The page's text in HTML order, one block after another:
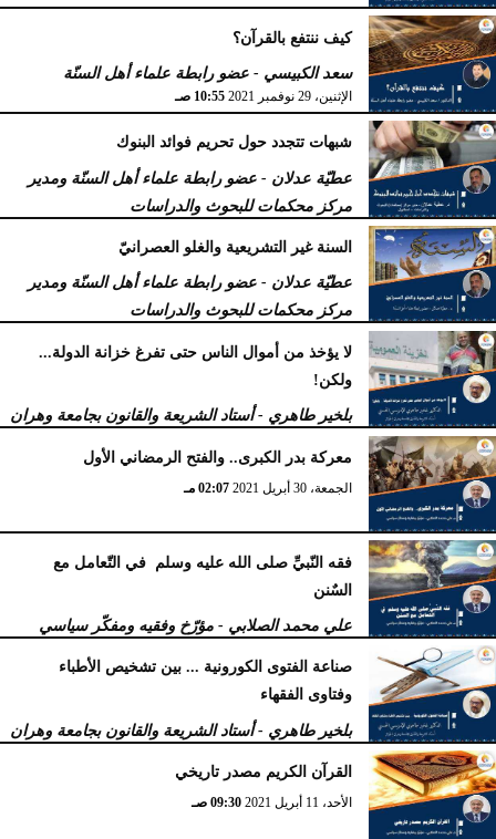
كيف ننتفع بالقرآن؟
سعد الكبيسي - عضو رابطة علماء أهل السنّة
الإثنين، 29 نوفمبر 2021 10:55 صـ
شبهات تتجدد حول تحريم فوائد البنوك
عطيّة عدلان - عضو رابطة علماء أهل السنّة ومدير
مركز محكمات للبحوث والدراسات
الجمعة، 15 أكتوبر 2021
السنة غير التشريعية والغلو العصرانيّ
عطيّة عدلان - عضو رابطة علماء أهل السنّة ومدير
مركز محكمات للبحوث والدراسات
الأربعاء، 1 سبتمبر 2021
لا يؤخذ من أموال الناس حتى تفرغ خزانة الدولة...
ولكن!
بلخير طاهري - أستاد الشريعة والقانون بجامعة وهران
بالجزائر
الثلاثاء، 3 أغسطس 2021 03:35 مـ
معركة بدر الكبرى.. والفتح الرمضاني الأول
الجمعة، 30 أبريل 2021 02:07 مـ
فقه النّبيِّ صلى الله عليه وسلم في التّعامل مع
السٌنن
علي محمد الصلابي - مؤرّخ وفقيه ومفكّر سياسي
الخميس، 29 أبريل 2021
صناعة الفتوى الكورونیة ... بین تشخیص الأطباء
وفتاوى الفقھاء
بلخير طاهري - أستاد الشريعة والقانون بجامعة وهران
بالجزائر
الإثنين، 26 أبريل 2021 11:51 صـ
القرآن الكريم مصدر تاريخي
الأحد، 11 أبريل 2021 09:30 صـ